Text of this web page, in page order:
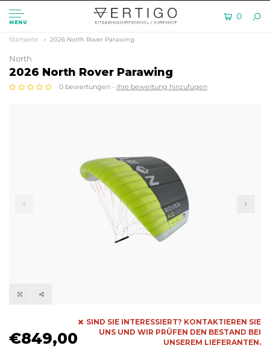
MENU
0
Startseite 2026 North Rover Parawing
North
2026 North Rover Parawing
0 bewertungen - ihre bewertung hinzufügen
€849,00
SIND SIE INTERESSIERT? KONTAKTIEREN SIE
UNS UND WIR PRÜFEN DEN BESTAND BEI
UNSEREM LIEFERANTEN.